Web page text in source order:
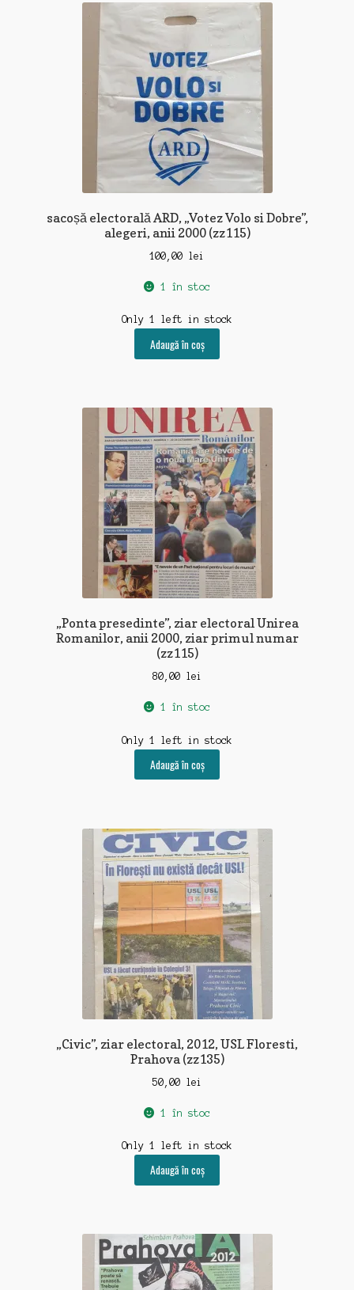
sacoșă electorală ARD, „Votez Volo si Dobre”,
alegeri, anii 2000 (zz115)
100,00 lei
1 în stoc
Only 1 left in stock
Adaugă în coș
„Ponta presedinte”, ziar electoral Unirea
Romanilor, anii 2000, ziar primul numar
(zz115)
80,00 lei
1 în stoc
Only 1 left in stock
Adaugă în coș
„Civic”, ziar electoral, 2012, USL Floresti,
Prahova (zz135)
50,00 lei
1 în stoc
Only 1 left in stock
Adaugă în coș